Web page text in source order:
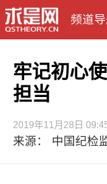
频道
牢记初心
担当
2019年11月28日
来源： 中国纪检